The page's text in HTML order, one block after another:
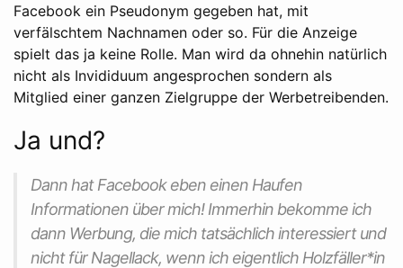
Facebook ein Pseudonym gegeben hat, mit
verfälschtem Nachnamen oder so. Für die Anzeige
spielt das ja keine Rolle. Man wird da ohnehin natürlich
nicht als Invididuum angesprochen sondern als
Mitglied einer ganzen Zielgruppe der Werbetreibenden.
Ja und?
Dann hat Facebook eben einen Haufen
Informationen über mich! Immerhin bekomme ich
dann Werbung, die mich tatsächlich interessiert und
nicht für Nagellack, wenn ich eigentlich Holzfäller*in